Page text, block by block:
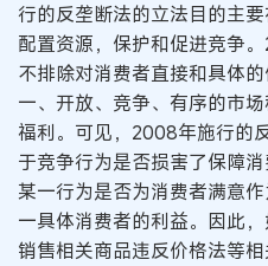
行的反垄断法的立法目的主
配置资源，保护和促进竞争
不排除对消费者直接和具体
一、开放、竞争、有序的市
福利。可见，2008年施行的
于竞争行为是否损害了保障
某一行为是否为消费者满意
一具体消费者的利益。因此
销售相关商品违反价格法等